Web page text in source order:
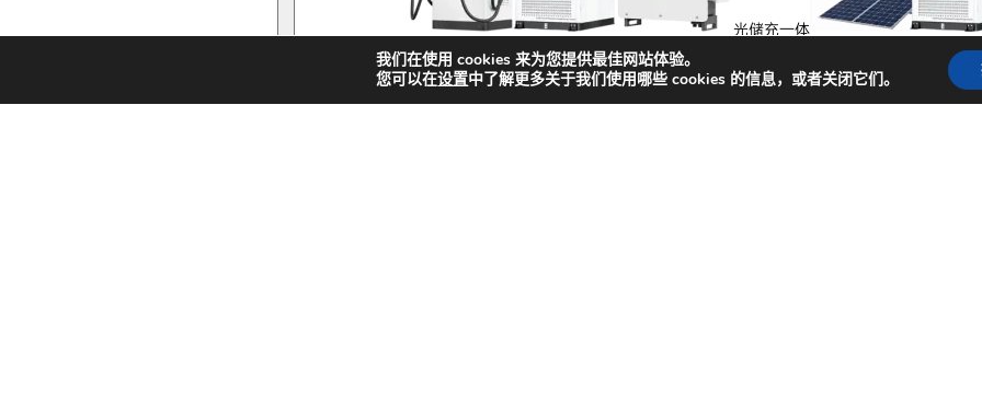
光储充一体
化储能
快捷入口
我们在使用 cookies 来为您提供最佳网站体验。
您可以在设置中了解更多关于我们使用哪些 cookies 的信息，或者关闭它们。